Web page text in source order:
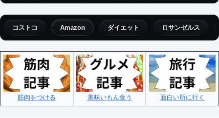
コストコ Amazon ダイエット ロサンゼルス
筋肉をつける 美味いもん食う 面白い所に行く